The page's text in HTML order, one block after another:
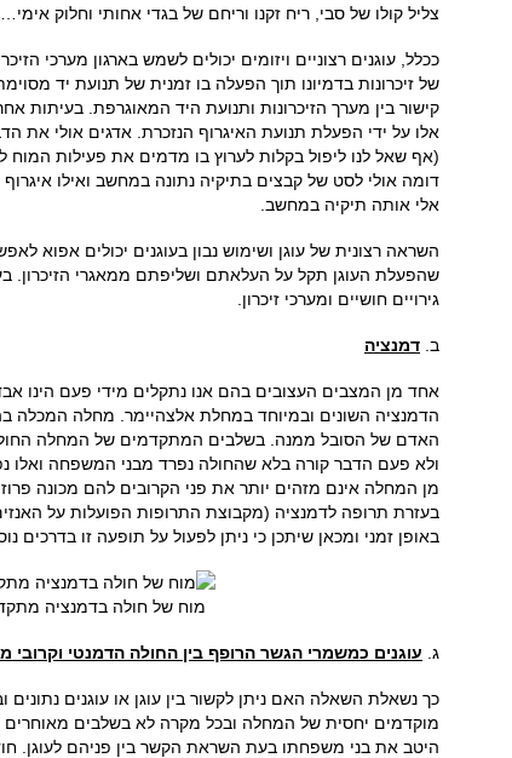
צליל קולו של סבי, ריח זקנו וריחם של בגדי אחותי וחלוק
ככלל, עוגנים רצוניים ויזומים יכולים לשמש בארגון מערכי
של זיכרונות בדמיונו תוך הפעלה בו זמנית של תנועת יד
קישור בין מערך הזיכרונות ותנועת היד המאוגרפת. בעיתות
אלו על ידי הפעלת תנועת האיגרוף הנזכרת. אדגים אולי את
(אף שאל לנו ליפול בקלות לערוץ בו מדמים את פעילות המוח
דומה אולי לסט של קבצים בתיקיה נתונה במחשב ואילו
אלי אותה תיקיה במחשב.
השראה רצונית של עוגן ושימוש נבון בעוגנים יכולים אפוא
שהפעלת העוגן תקל על העלאתם ושליפתם ממאגרי הזיכרון.
גירויים חושיים ומערכי זיכרון.
ב. דמנציה
אחד מן המצבים העצובים בהם אנו נתקלים מידי פעם הינו
הדמנציה השונים ובמיוחד במחלת אלצהיימר. מחלה המכלה
האדם של הסובל ממנה. בשלבים המתקדמים של המחלה
ולא פעם הדבר קורה בלא שהחולה נפרד מבני המשפחה ואלו
מן המחלה אינם מזהים יותר את פני הקרובים להם מכונה
בעזרת תרופה לדמנציה (מקבוצת התרופות הפועלות על
באופן זמני ומכאן שיתכן כי ניתן לפעול על תופעה זו בדרכים
מוח של חולה בדמנציה
ג. עוגנים כמשמרי הגשר הרופף בין החולה הדמנטי
כך נשאלת השאלה האם ניתן לקשור בין עוגן או עוגנים נתונים
מוקדמים יחסית של המחלה ובכל מקרה לא בשלבים מאוחרים
היטב את בני משפחתו בעת השראת הקשר בין פניהם לעוגן.